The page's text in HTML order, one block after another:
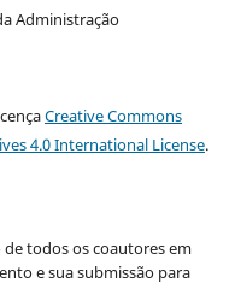
Administração
Creative Commons
4.0 International License.
todos os coautores em
e sua submissão para